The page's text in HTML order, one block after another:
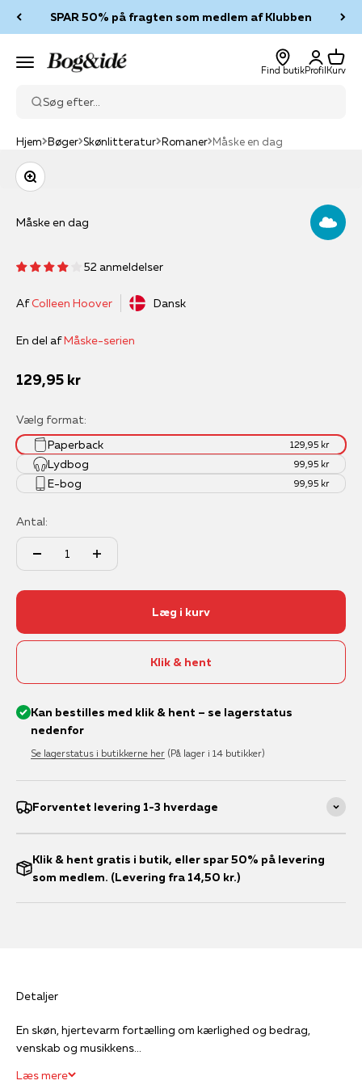
SPAR 50% på fragten som medlem af Klubben
Menu Bog & idé
Find butik
Log ind
Profil
Kurv
Kurv
Søg efter...
Hjem Bøger Skønlitteratur Romaner Måske en dag
Zoom
Måske en dag
52 anmeldelser
AfColleen Hoover Dansk
En del afMåske-serien
Salgspris
129,95 kr
Vælg format:
Paperback
129,95 kr
Lydbog 99,95 kr
E-bog 99,95 kr
Antal:
Læg i kurv
Klik & hent
Kan bestilles med klik & hent – se lagerstatus
nedenfor
Se lagerstatus i butikkerne her (På lager i 14 butikker)
Forventet levering 1-3 hverdage
Klik & hent gratis i butik, eller spar 50% på levering
som medlem. (Levering fra 14,50 kr.)
Detaljer
En skøn, hjertevarm fortælling om kærlighed og bedrag,
venskab og musikkens...
Læs mere